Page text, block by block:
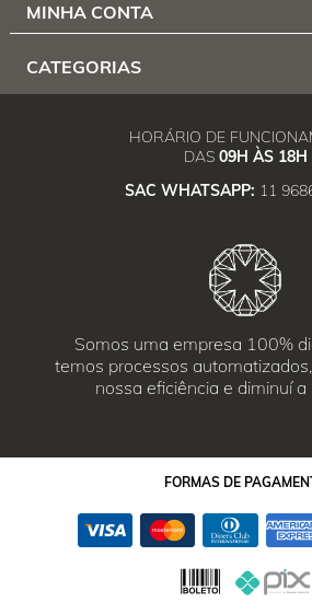
MINHA CONTA
CATEGORIAS
HORÁRIO DE
DAS 09H ÀS 18H
SAC WHATSAPP: 11
Somos uma empresa 100%
temos processos
nossa eficiência e diminuí a
FORMAS DE